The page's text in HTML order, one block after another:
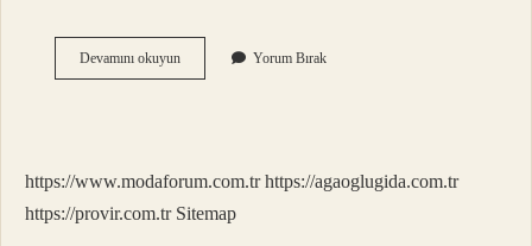
Devamını okuyunMürver
Nerede
Yorum Bırak
https://www.modaforum.com.tr https://agaoglugida.com.tr
https://provir.com.tr Sitemap